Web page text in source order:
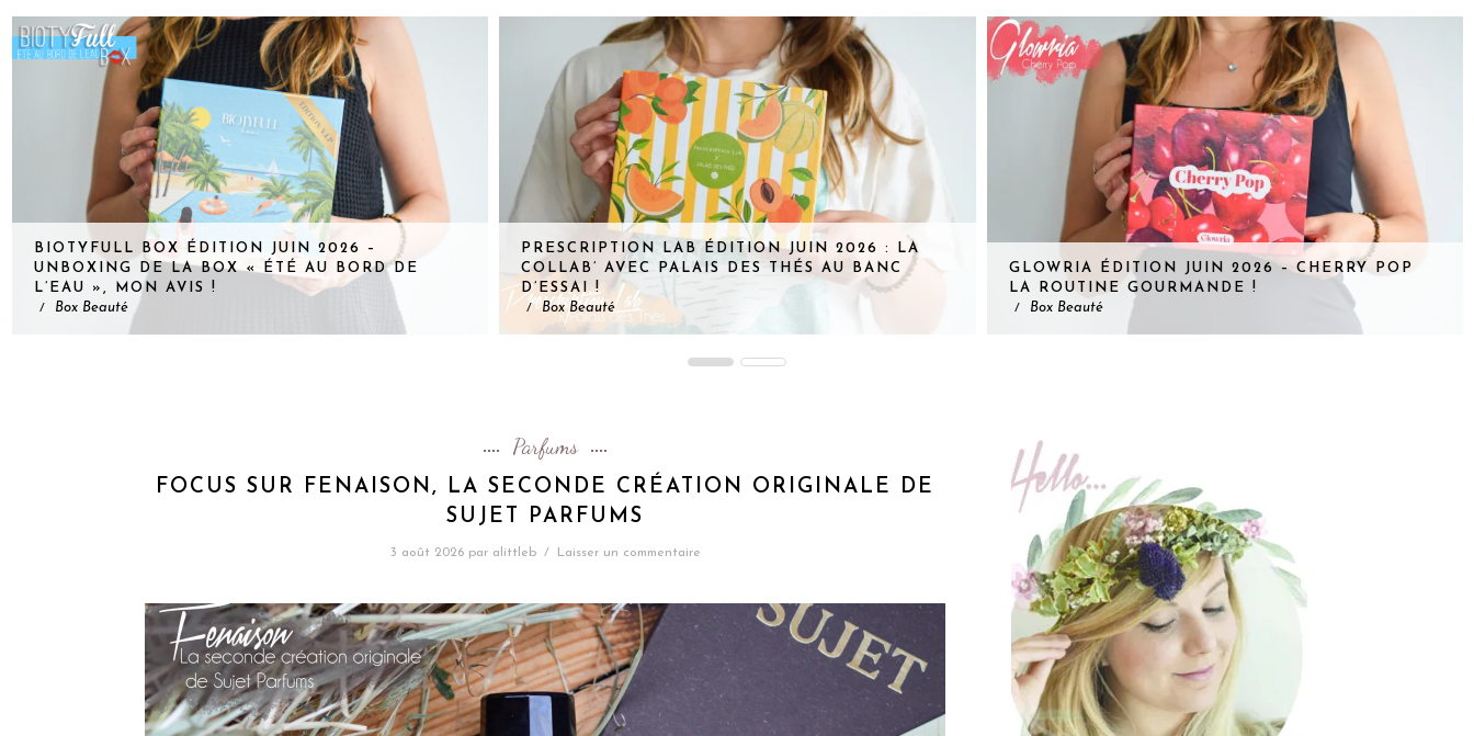
BIOTYFULL BOX ÉDITION JUIN 2026 –
UNBOXING DE LA BOX « ÉTÉ AU BORD DE
L’EAU », MON AVIS !
/ Box Beauté
PRESCRIPTION LAB ÉDITION JUIN 2026 : LA
COLLAB’ AVEC PALAIS DES THÉS AU BANC
D’ESSAI !
/ Box Beauté
GLOWRIA ÉDITION JUIN 2026 – CHERRY POP
LA ROUTINE GOURMANDE !
/ Box Beauté
Parfums
FOCUS SUR FENAISON, LA SECONDE CRÉATION ORIGINALE DE
SUJET PARFUMS
3 août 2026 par alittleb / Laisser un commentaire